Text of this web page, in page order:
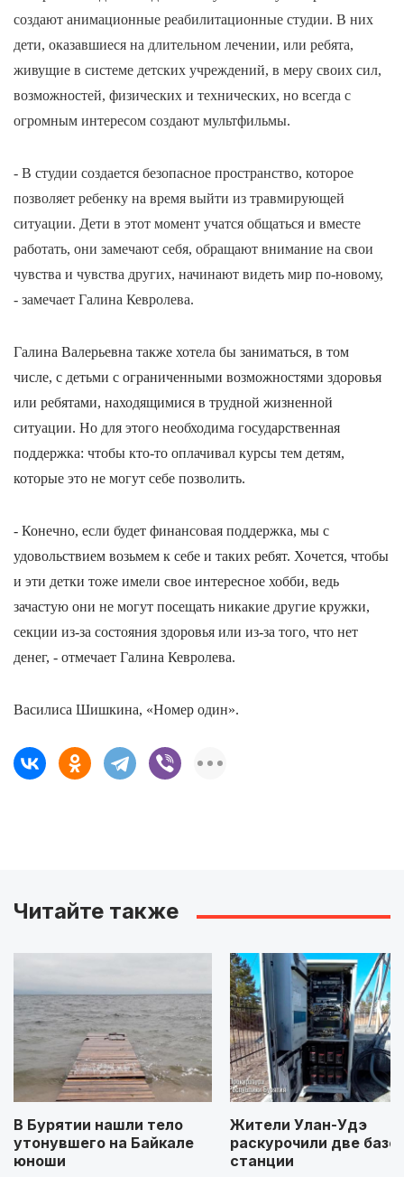
создают анимационные реабилитационные студии. В них
дети, оказавшиеся на длительном лечении, или ребята,
живущие в системе детских учреждений, в меру своих сил,
возможностей, физических и технических, но всегда с
огромным интересом создают мультфильмы.
- В студии создается безопасное пространство, которое
позволяет ребенку на время выйти из травмирующей
ситуации. Дети в этот момент учатся общаться и вместе
работать, они замечают себя, обращают внимание на свои
чувства и чувства других, начинают видеть мир по-новому,
- замечает Галина Кевролева.
Галина Валерьевна также хотела бы заниматься, в том
числе, с детьми с ограниченными возможностями здоровья
или ребятами, находящимися в трудной жизненной
ситуации. Но для этого необходима государственная
поддержка: чтобы кто-то оплачивал курсы тем детям,
которые это не могут себе позволить.
- Конечно, если будет финансовая поддержка, мы с
удовольствием возьмем к себе и таких ребят. Хочется, чтобы
и эти детки тоже имели свое интересное хобби, ведь
зачастую они не могут посещать никакие другие кружки,
секции из-за состояния здоровья или из-за того, что нет
денег, - отмечает Галина Кевролева.
Василиса Шишкина, «Номер один».
Читайте также
В Бурятии нашли тело
утонувшего на Байкале
юноши
Жители Улан-Удэ
раскурочили две
станции